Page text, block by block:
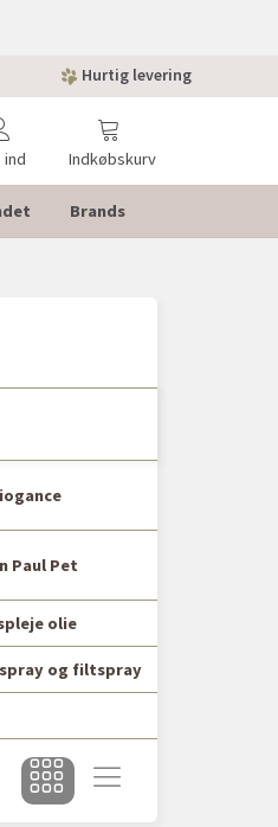
Hurtig levering
Indkøbskurv
ind
Brands
Paul Pet
olie
og filtspray